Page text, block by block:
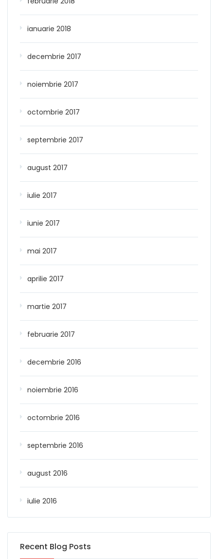
ianuarie 2018
decembrie 2017
noiembrie 2017
octombrie 2017
septembrie 2017
august 2017
iulie 2017
iunie 2017
mai 2017
aprilie 2017
martie 2017
februarie 2017
decembrie 2016
noiembrie 2016
octombrie 2016
septembrie 2016
august 2016
iulie 2016
Recent Blog Posts